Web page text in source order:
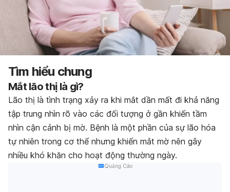
Tìm hiểu chung
Mắt lão thị là gì?
Lão thị là tình trạng xảy ra khi mắt dần mất đi khả năng
tập trung nhìn rõ vào các đối tượng ở gần khiến tầm
nhìn cận cảnh bị mờ. Bệnh là một phần của sự lão hóa
tự nhiên trong cơ thể nhưng khiến mắt mờ nên gây
nhiều khó khăn cho hoạt động thường ngày.
Quảng Cáo